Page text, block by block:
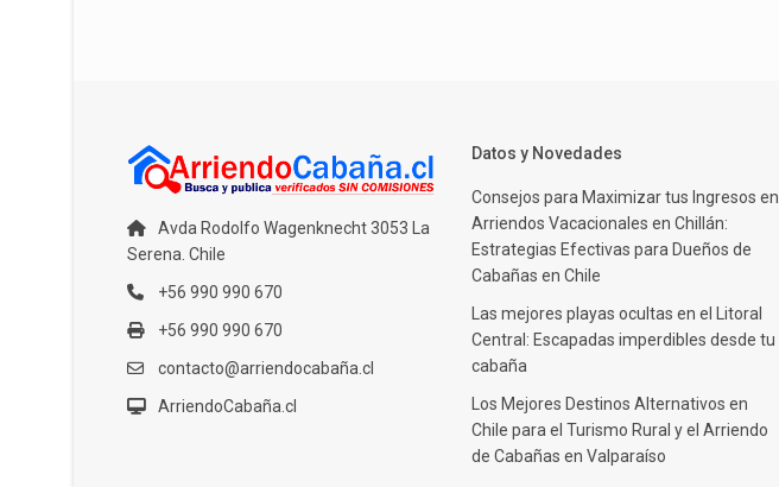
Avda Rodolfo Wagenknecht 3053 La
Serena. Chile
+56 990 990 670
+56 990 990 670
contacto@arriendocabaña.cl
ArriendoCabaña.cl
Datos y Novedades
Consejos para Maximizar tus Ingresos en
Arriendos Vacacionales en Chillán:
Estrategias Efectivas para Dueños de
Cabañas en Chile
Las mejores playas ocultas en el Litoral
Central: Escapadas imperdibles desde tu
cabaña
Los Mejores Destinos Alternativos en
Chile para el Turismo Rural y el Arriendo
de Cabañas en Valparaíso